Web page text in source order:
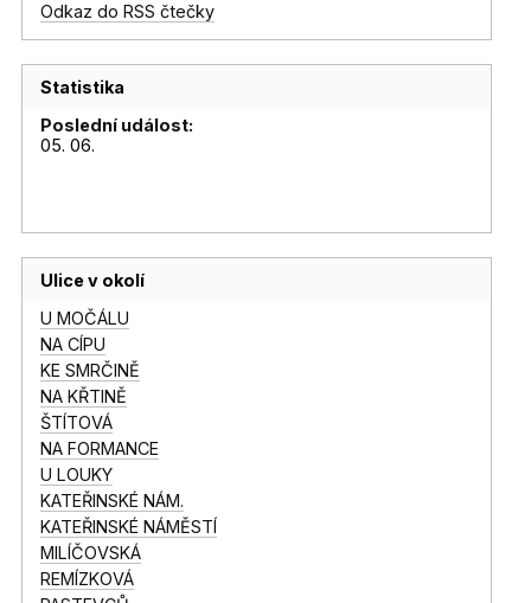
Odkaz do RSS čtečky
Statistika
Poslední událost:
05. 06.
Ulice v okolí
U MOČÁLU
NA CÍPU
KE SMRČINĚ
NA KŘTINĚ
ŠTÍTOVÁ
NA FORMANCE
U LOUKY
KATEŘINSKÉ NÁM.
KATEŘINSKÉ NÁMĚSTÍ
MILÍČOVSKÁ
REMÍZKOVÁ